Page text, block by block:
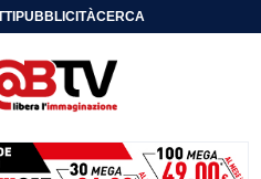
PUBBLICITÀCERCA